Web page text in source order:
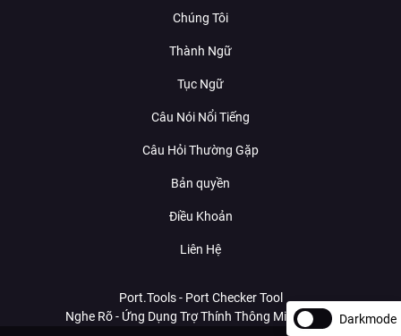
Chúng Tôi
Thành Ngữ
Tục Ngữ
Câu Nói Nổi Tiếng
Câu Hỏi Thường Gặp
Bản quyền
Điều Khoản
Liên Hệ
Port.Tools - Port Checker Tool
Nghe Rõ - Ứng Dụng Trợ Thính Thông Minh Với AI Darkmode